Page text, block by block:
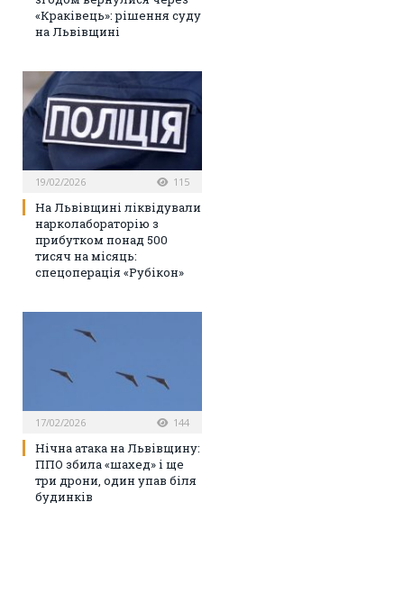
«Краківець»: рішення суду
на Львівщині
19/02/2026 115
На Львівщині ліквідували
нарколабораторію з
прибутком понад 500
тисяч на місяць:
спецоперація «Рубікон»
17/02/2026 144
Нічна атака на Львівщину:
ППО збила «шахед» і ще
три дрони, один упав біля
будинків